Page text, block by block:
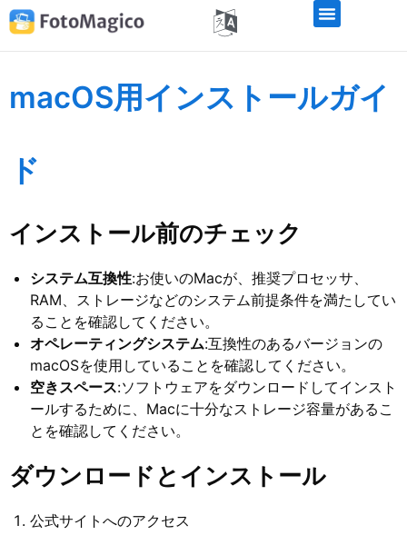
macOS用インストールガイ
ド
インストール前のチェック
システム互換性:お使いのMacが、推奨プロセッサ、
RAM、ストレージなどのシステム前提条件を満たしてい
ることを確認してください。
オペレーティングシステム:互換性のあるバージョンの
macOSを使用していることを確認してください。
空きスペース:ソフトウェアをダウンロードしてインスト
ールするために、Macに十分なストレージ容量があるこ
とを確認してください。
ダウンロードとインストール
公式サイトへのアクセス